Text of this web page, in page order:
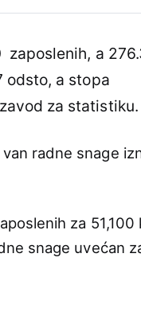
a
odsto, a stopa
za statistiku.
radne snage
za 51,100
snage uvećan